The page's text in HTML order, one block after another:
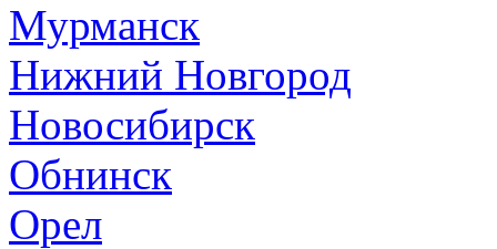
Мурманск
Нижний Новгород
Новосибирск
Обнинск
Орел